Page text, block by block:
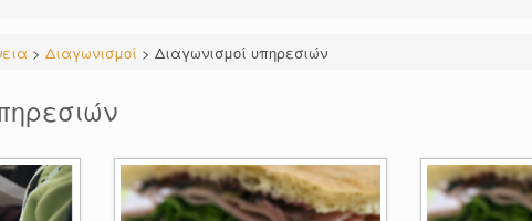
> Διαγωνισμοί > Διαγωνισμοί υπηρεσιών